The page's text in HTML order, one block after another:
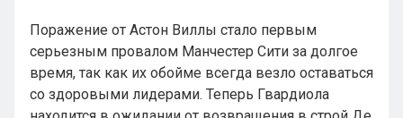
Поражение от Астон Виллы стало первым
серьезным провалом Манчестер Сити за долгое
время, так как их обойме всегда везло оставаться
со здоровыми лидерами. Теперь Гвардиола